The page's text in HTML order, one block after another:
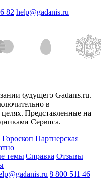
82 help@gadanis.ru
будущего Gadanis.ru.
в
Представленные на
Сервиса.
Гороскоп Партнерская
темы Справка Отзывы
8 800 511 46